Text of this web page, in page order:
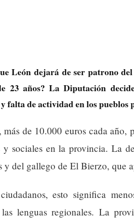
León dejará de ser patrono
23 años? La Diputación
falta de actividad en los pueblos
de 10.000 euros cada año,
y sociales en la provincia. La
y del gallego de El Bierzo, que
esto significa
lenguas regionales. La